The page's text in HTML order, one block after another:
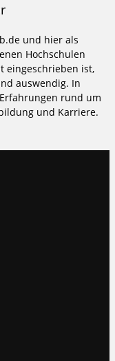
und hier als
Hochschulen
eingeschrieben ist,
auswendig. In
rund um
und Karriere.